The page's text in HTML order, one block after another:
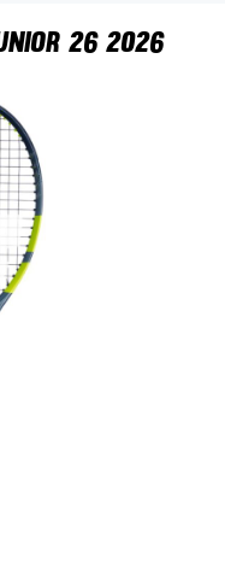
26 2026